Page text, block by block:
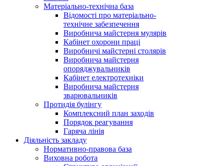
Матеріально-технічна база
Відомості про матеріально-
технічне забезпечення
Виробнича майстерня мулярів
Кабінет охорони праці
Виробничі майстерні столярів
Виробнича майстерня
опоряджувальників
Кабінет електротехніки
Виробнича майстерня
зварювальників
Протидія булінгу
Комплексний план заходів
Порядок реагування
Гаряча лінія
Діяльність закладу
Нормативно-правова база
Виховна робота